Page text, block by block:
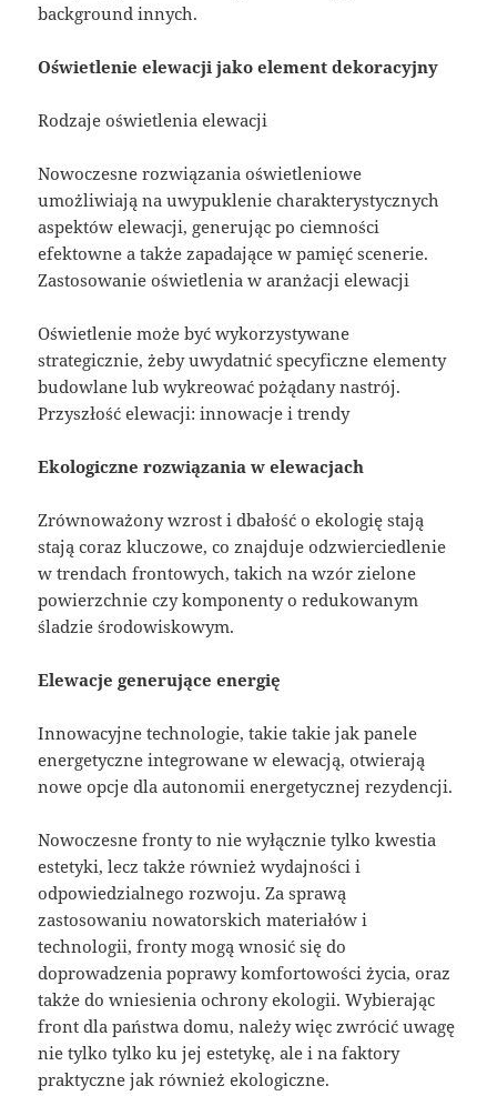
background innych.
Oświetlenie elewacji jako element dekoracyjny
Rodzaje oświetlenia elewacji
Nowoczesne rozwiązania oświetleniowe
umożliwiają na uwypuklenie charakterystycznych
aspektów elewacji, generując po ciemności
efektowne a także zapadające w pamięć scenerie.
Zastosowanie oświetlenia w aranżacji elewacji
Oświetlenie może być wykorzystywane
strategicznie, żeby uwydatnić specyficzne elementy
budowlane lub wykreować pożądany nastrój.
Przyszłość elewacji: innowacje i trendy
Ekologiczne rozwiązania w elewacjach
Zrównoważony wzrost i dbałość o ekologię stają
stają coraz kluczowe, co znajduje odzwierciedlenie
w trendach frontowych, takich na wzór zielone
powierzchnie czy komponenty o redukowanym
śladzie środowiskowym.
Elewacje generujące energię
Innowacyjne technologie, takie takie jak panele
energetyczne integrowane w elewacją, otwierają
nowe opcje dla autonomii energetycznej rezydencji.
Nowoczesne fronty to nie wyłącznie tylko kwestia
estetyki, lecz także również wydajności i
odpowiedzialnego rozwoju. Za sprawą
zastosowaniu nowatorskich materiałów i
technologii, fronty mogą wnosić się do
doprowadzenia poprawy komfortowości życia, oraz
także do wniesienia ochrony ekologii. Wybierając
front dla państwa domu, należy więc zwrócić uwagę
nie tylko tylko ku jej estetykę, ale i na faktory
praktyczne jak również ekologiczne.